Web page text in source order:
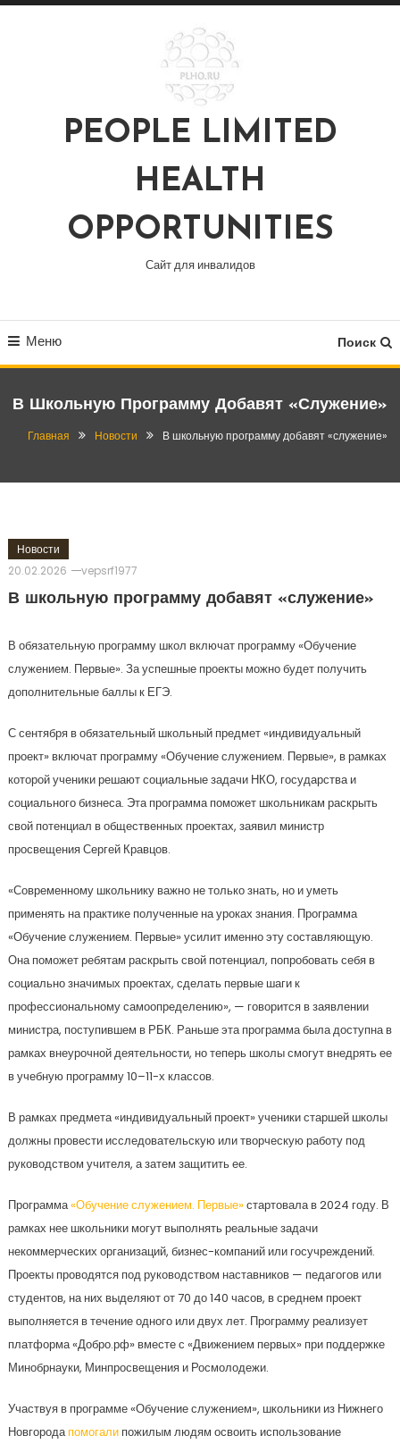
Перейти
PEOPLE LIMITED
HEALTH
OPPORTUNITIES
Сайт для инвалидов
Меню Поиск
В Школьную Программу Добавят «служение»
Главная Новости В школьную программу добавят «служение»
Новости
20.02.2026
vepsrf1977
В школьную программу добавят «служение»
В обязательную программу школ включат программу «Обучение
служением. Первые». За успешные проекты можно будет получить
дополнительные баллы к ЕГЭ.
С сентября в обязательный школьный предмет «индивидуальный
проект» включат программу «Обучение служением. Первые», в рамках
которой ученики решают социальные задачи НКО, государства и
социального бизнеса. Эта программа поможет школьникам раскрыть
свой потенциал в общественных проектах, заявил министр
просвещения Сергей Кравцов.
«Современному школьнику важно не только знать, но и уметь
применять на практике полученные на уроках знания. Программа
«Обучение служением. Первые» усилит именно эту составляющую.
Она поможет ребятам раскрыть свой потенциал, попробовать себя в
социально значимых проектах, сделать первые шаги к
профессиональному самоопределению», — говорится в заявлении
министра, поступившем в РБК. Раньше эта программа была доступна в
рамках внеурочной деятельности, но теперь школы смогут внедрять ее
в учебную программу 10–11-х классов.
В рамках предмета «индивидуальный проект» ученики старшей школы
должны провести исследовательскую или творческую работу под
руководством учителя, а затем защитить ее.
Программа«Обучение служением. Первые»стартовала в 2024 году. В
рамках нее школьники могут выполнять реальные задачи
некоммерческих организаций, бизнес-компаний или госучреждений.
Проекты проводятся под руководством наставников — педагогов или
студентов, на них выделяют от 70 до 140 часов, в среднем проект
выполняется в течение одного или двух лет. Программу реализует
платформа «Добро.рф» вместе с «Движением первых» при поддержке
Минобрнауки, Минпросвещения и Росмолодежи.
Участвуя в программе «Обучение служением», школьники из Нижнего
Новгородапомогалипожилым людям освоить использование